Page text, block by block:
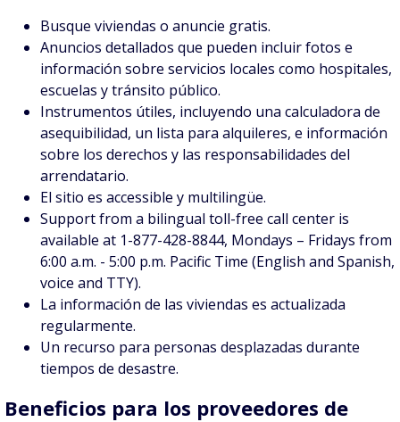
Busque viviendas o anuncie gratis.
Anuncios detallados que pueden incluir fotos e
información sobre servicios locales como hospitales,
escuelas y tránsito público.
Instrumentos útiles, incluyendo una calculadora de
asequibilidad, un lista para alquileres, e información
sobre los derechos y las responsabilidades del
arrendatario.
El sitio es accessible y multilingüe.
Support from a bilingual toll-free call center is
available at 1-877-428-8844, Mondays – Fridays from
6:00 a.m. - 5:00 p.m. Pacific Time (English and Spanish,
voice and TTY).
La información de las viviendas es actualizada
regularmente.
Un recurso para personas desplazadas durante
tiempos de desastre.
Beneficios para los proveedores de